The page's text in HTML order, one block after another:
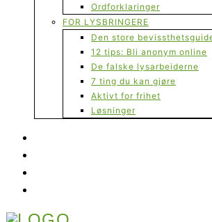
Ordforklaringer
FOR LYSBRINGERE
Den store
12 tips: Bli anonym online
De falske lysarbeiderne
7 ting du kan gjøre
Aktivt for frihet
Løsninger